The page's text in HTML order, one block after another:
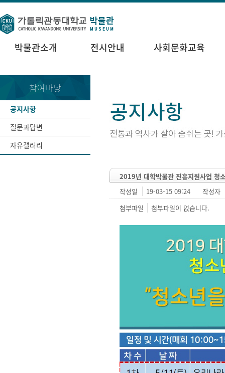
박물관소개 전시안내 사회문화교육
참여마당
공지사항
질문과답변
자유갤러리
2019년 대학박물관 진흥지원사업 청
작성일
19-03-15 09:24
작성자
첨부파일
첨부파일이 없습니다.